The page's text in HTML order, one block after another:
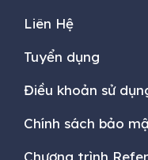
Liên Hệ
Tuyển dụng
Điều khoản sử
Chính sách bảo